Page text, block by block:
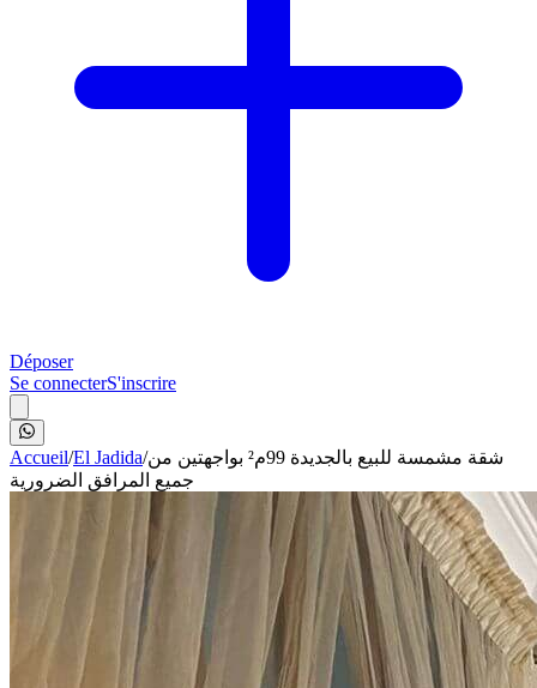
Déposer
Se connecterS'inscrire
Accueil/El Jadida/شقة مشمسة للبيع بالجديدة 99م² بواجهتين من
جميع المرافق الضرورية